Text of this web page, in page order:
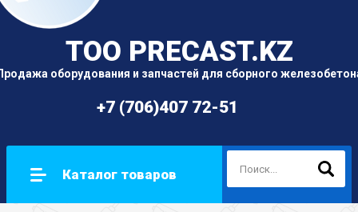
TOO PRECAST.KZ
оборудования и запчастей для сборного
+7 (706)407 72-51
Каталог товаров